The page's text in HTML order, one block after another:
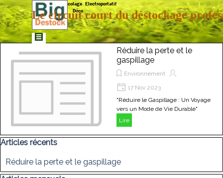
Aller au contenu
Sauter le menu
Matériaux  Bricolage  Electroportatif
Déco
Le circuit court du déstockage
Réduire la perte et le
gaspillage
Environnement
17 Nov 2023
"Réduire le Gaspillage : Un Voyage
vers un Mode de Vie Durable"
Lire
Sauter le bloc Articles récents
Articles récents
Réduire la perte et le gaspillage